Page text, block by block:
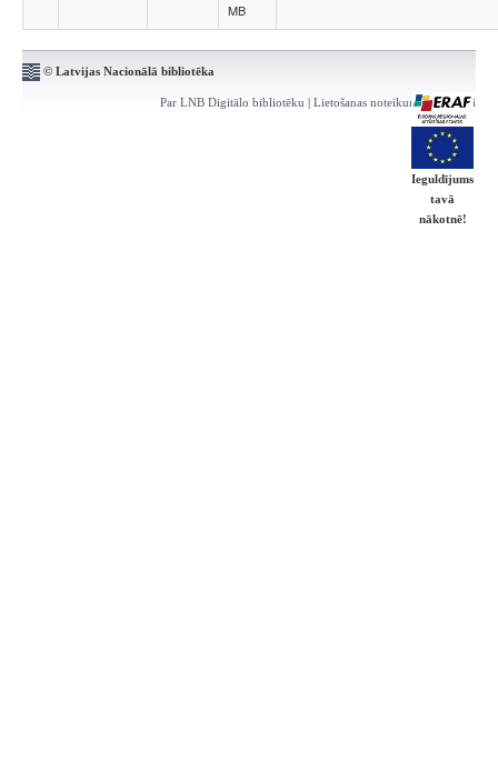
MB
© Latvijas Nacionālā bibliotēka
Par LNB Digitālo bibliotēku | Lietošanas noteikumi | Kontakti
Ieguldījums
tavā
nākotnē!